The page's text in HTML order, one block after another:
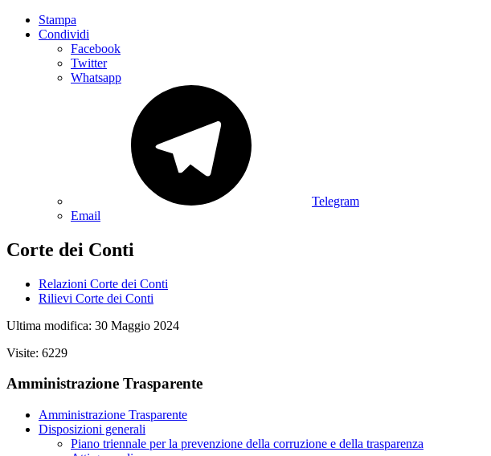
Stampa
Condividi
Facebook
Twitter
Whatsapp
Telegram
Email
Corte dei Conti
Relazioni Corte dei Conti
Rilievi Corte dei Conti
Ultima modifica: 30 Maggio 2024
Visite: 6229
Amministrazione Trasparente
Amministrazione Trasparente
Disposizioni generali
Piano triennale per la prevenzione della corruzione e della trasparenza